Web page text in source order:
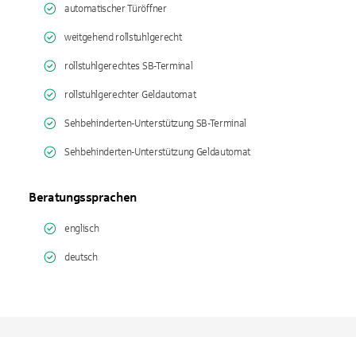
automatischer Türöffner
weitgehend rollstuhlgerecht
rollstuhlgerechtes SB-Terminal
rollstuhlgerechter Geldautomat
Sehbehinderten-Unterstützung SB-Terminal
Sehbehinderten-Unterstützung Geldautomat
Beratungssprachen
englisch
deutsch